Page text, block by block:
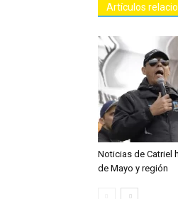
Artículos
Noticias de Catriel
de Mayo y región